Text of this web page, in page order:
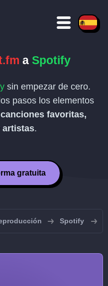
a Spotify
sin empezar de cero.
pasos los elementos
favoritas,
artistas.
gratuita
Spotify